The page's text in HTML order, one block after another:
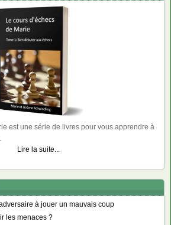
est une série de livres pour vous apprendre à
Lire la suite...
à jouer un mauvais coup
les menaces ?